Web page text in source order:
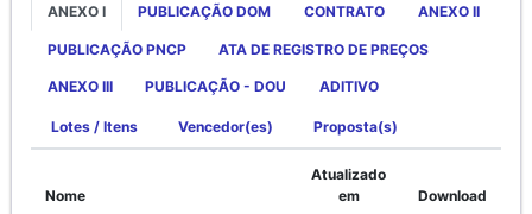
ANEXO I PUBLICAÇÃO DOM CONTRATO ANEXO II
PUBLICAÇÃO PNCP ATA DE REGISTRO DE PREÇOS
ANEXO III PUBLICAÇÃO - DOU ADITIVO
Lotes / Itens Vencedor(es) Proposta(s)
Nome
Atualizado
em
Download